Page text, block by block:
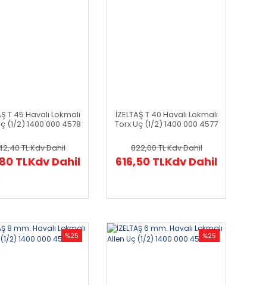
T 45 Havalı Lokmalı
(1/2) 1400 000 4578
TLKdv Dahil
TLKdv Dahil
İZELTAŞ T 40 Havalı Lokmalı
Torx Uç (1/2) 1400 000 4577
822,00 TLKdv Dahil
616,50 TLKdv Dahil
%25 %25